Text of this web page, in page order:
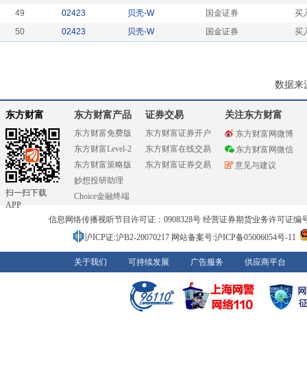
49
02423 贝壳-W 国金证券
买
50
02423 贝壳-W 国金证券 买
数据来
东方财富
扫一扫下载
APP
东方财富产品
东方财富免费版
东方财富Level-2
东方财富策略版
妙想投研助理
Choice金融终端
证券交易
东方财富证券开户
东方财富在线交易
东方财富证券交易
关注东方财富
东方财富网微博
东方财富网微信
意见与建议
信息网络传播视听节目许可证：0908328号 经营证券期货业务许可证编
沪ICP证:沪B2-20070217 网站备案号:沪ICP备05006054号-11
关于我们 可持续发展 广告服务 供应商平台